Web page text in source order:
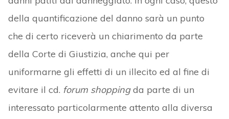
della quantificazione del danno sarà un punto
che di certo riceverà un chiarimento da parte
della Corte di Giustizia, anche qui per
uniformarne gli effetti di un illecito ed al fine di
evitare il cd. forum shoppingda parte di un
interessato particolarmente attento alla diversa